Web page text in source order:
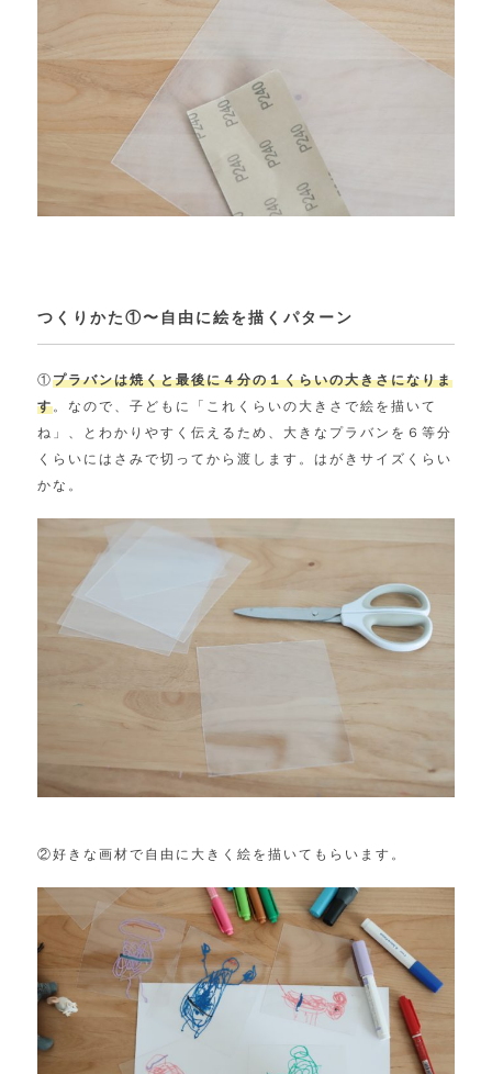
つくりかた①〜自由に絵を描くパターン
①プラバンは焼くと最後に４分の１くらいの大きさになりま
す。なので、子どもに「これくらいの大きさで絵を描いて
ね」、とわかりやすく伝えるため、大きなプラバンを６等分
くらいにはさみで切ってから渡します。はがきサイズくらい
かな。
②好きな画材で自由に大きく絵を描いてもらいます。